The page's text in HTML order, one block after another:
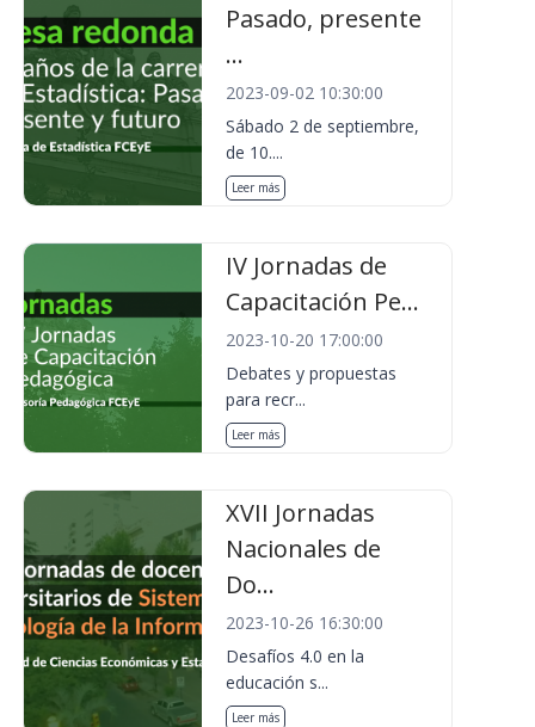
Pasado, presente
...
2023-09-02 10:30:00
Sábado 2 de septiembre,
de 10....
Leer más
IV Jornadas de
Capacitación Pe...
2023-10-20 17:00:00
Debates y propuestas
para recr...
Leer más
XVII Jornadas
Nacionales de
Do...
2023-10-26 16:30:00
Desafíos 4.0 en la
educación s...
Leer más